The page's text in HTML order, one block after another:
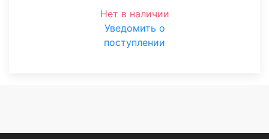
Нет в наличии
Уведомить о
поступлении